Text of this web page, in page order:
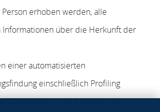
erhoben werden, alle
Informationen über die Herkunft der
einer automatisierten
einschließlich Profiling
22 Absätze 1 und 4 DSGVO und –